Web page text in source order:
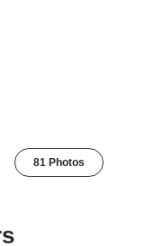
81 Photos